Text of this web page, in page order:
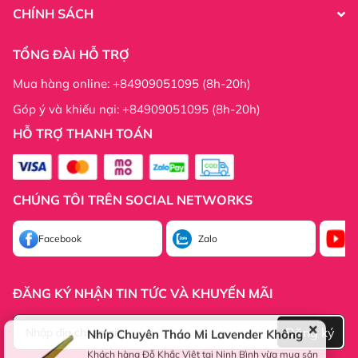
NGHIA dập chìm sâu bên trong cổ kềm, giúp phân biệt
CHÍNH SÁCH
TỔNG ĐÀI HỖ TRỢ
Mua hàng online: +84909051095 (8h-20h)
Góp ý và khiếu nại: +84909051095 (8h-20h)
HỖ TRỢ THANH TOÁN
CHÚNG TÔI TRÊN SOCIAL NETWORKS
Facebook Zalo
ĐĂNG KÝ NHẬN TIN TỨC VÀ KHUYẾN MÃI
Đăng ký
Nhíp Chuyên Tháo Mi Lavender Không Gỉ
Khách hàng Đỗ Khắc Việt tại Ninh Bình vừa mua sản